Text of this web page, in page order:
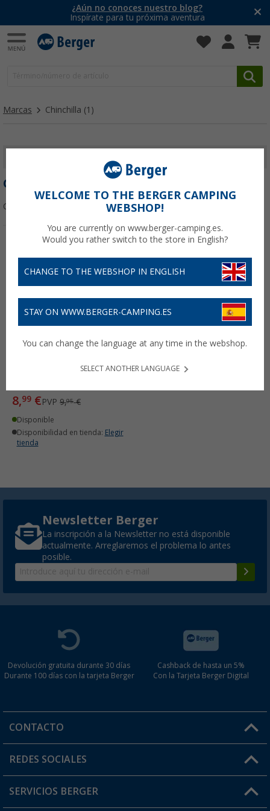
¿Aún no conoces nuestro blog?
Inspírate para tu próxima aventura
Marcas Chinchilla (1)
CHINCHILLA
Ordenar:
Hojas de afeitar de
de afeitar universal
8,99 €PVP 9,95€
Disponible
Disponibilidad en tienda: Elegir
tienda
Newsletter Berger
La inscripción a la Newsletter no está disponible
actualmente. Arreglaremos el problema lo antes
posible.
Devolución gratuita durante 30 días
Durante 100 días con la tarjeta Berger
Cashback de hasta un 5%
Con la Tarjeta Berger Digital
CONTACTO
Horario de atención al cliente:
¿Tienes alguna duda?
REDES SOCIALES
SERVICIOS BERGER
WELCOME TO THE BERGER CAMPING
WEBSHOP!
You are currently on www.berger-camping.es.
Would you rather switch to the store in English?
CHANGE TO THE WEBSHOP IN ENGLISH
STAY ON WWW.BERGER-CAMPING.ES
You can change the language at any time in the webshop.
SELECT ANOTHER LANGUAGE